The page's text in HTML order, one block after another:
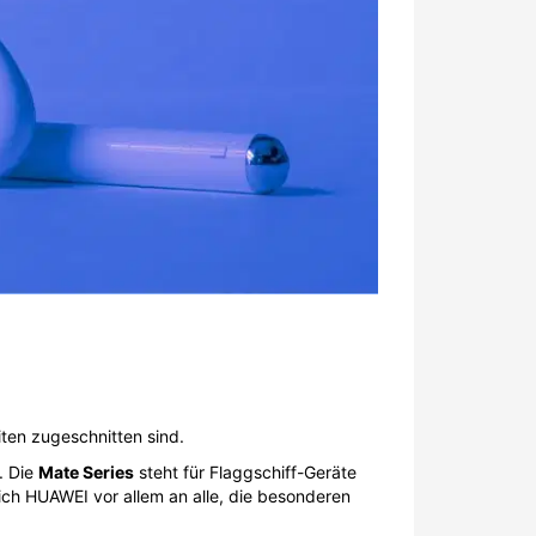
zugeschnitten sind.
Die Mate Series steht für Flaggschiff-Geräte
HUAWEI vor allem an alle, die besonderen